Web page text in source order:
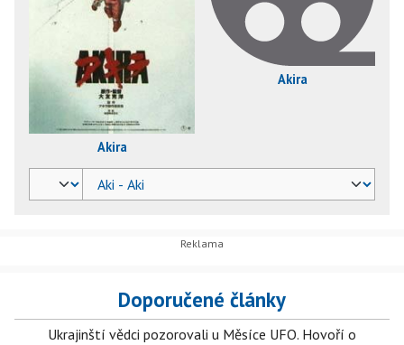
Akira
Akira
Doporučené články
Ukrajinští vědci pozorovali u Měsíce UFO. Hovoří o